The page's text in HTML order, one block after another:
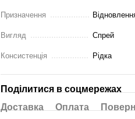
Призначення
Вигляд Спрей
Консистенція Рідка
Поділитися в соцмережах
Доставка
Оплата